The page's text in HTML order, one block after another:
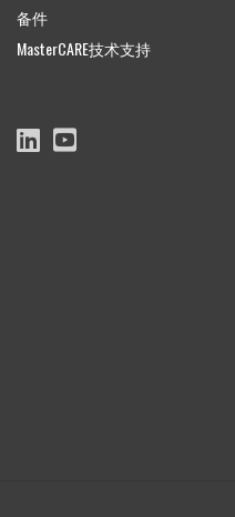
备件
MasterCARE技术支持